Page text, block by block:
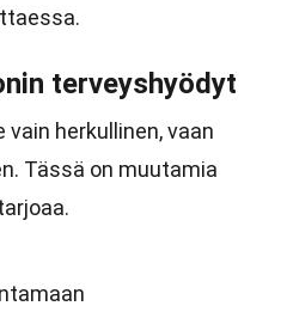
terveyshyödyt
vain herkullinen, vaan
Tässä on muutamia